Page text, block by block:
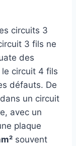
circuits 3
3 fils ne
des
circuit 4 fils
défauts. De
un circuit
avec un
plaque
souvent